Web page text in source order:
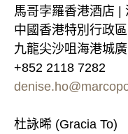
馬哥孛羅香港酒店 |
中國香港特別行政區
九龍尖沙咀海港城
+852 2118 7282
杜詠晞 (Gracia To)